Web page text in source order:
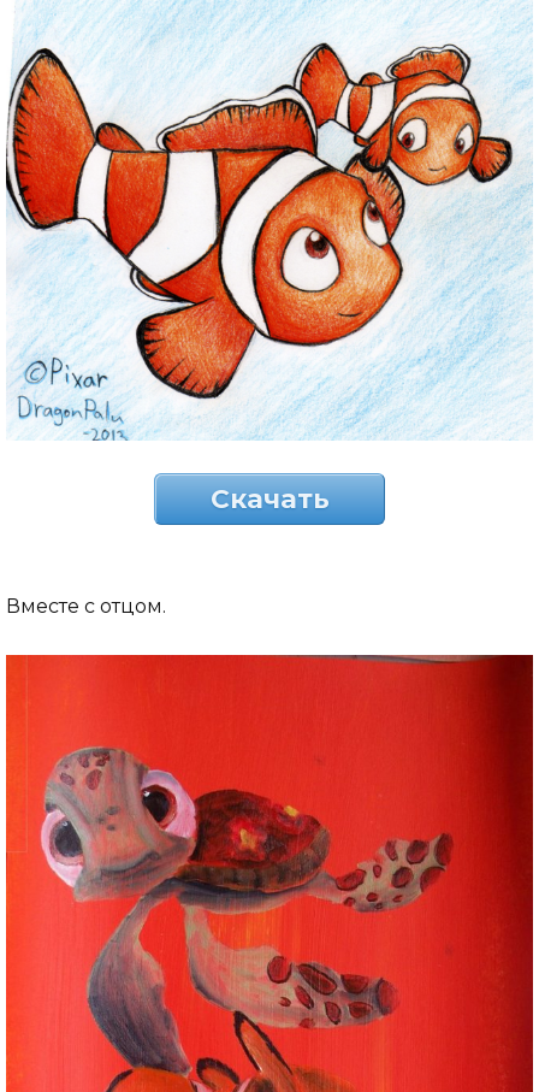
Скачать
Вместе с отцом.